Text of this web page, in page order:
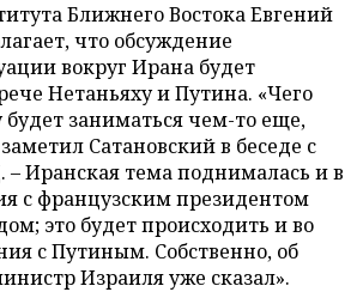
Ближнего Востока Евгений
что обсуждение
вокруг Ирана будет
Нетаньяху и Путина. «Чего
заниматься чем-то еще,
Сатановский в беседе с
– Иранская тема поднималась и в
с французским президентом
это будет происходить и во
с Путиным. Собственно, об
Израиля уже сказал».